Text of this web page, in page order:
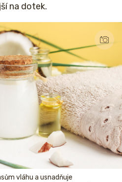
na dotek.
vláhu a usnadňuje